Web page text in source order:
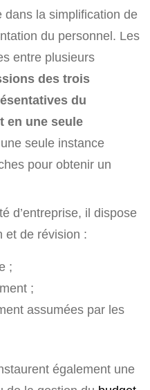
dans la simplification de
du personnel. Les
entre plusieurs
des trois
du
en une seule
seule instance
pour obtenir un
d’entreprise, il dispose
et de révision :
;
;
assumées par les
également une